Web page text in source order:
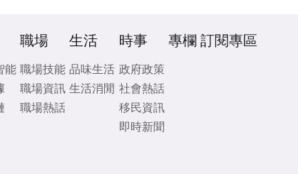
能
職場
職場技能
職場資訊
職場熱話
生活
品味生活
生活消閒
時事
政府政策
社會熱話
移民資訊
即時新聞
專欄 訂閱專區